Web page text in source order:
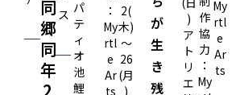
同
郷
同
年
ス パ
テ
ィ
オ
池
鯉
：
My
rtl
e
Ar
ts
2(
木)
～
26
(月
)
が
生
き
残
)
ア
ト
リ
エ
作
協
力
：
My
My
rtl
e
Ar
ts